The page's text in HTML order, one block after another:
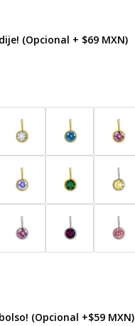
(Opcional + $69 MXN)
(Opcional +$59 MXN)